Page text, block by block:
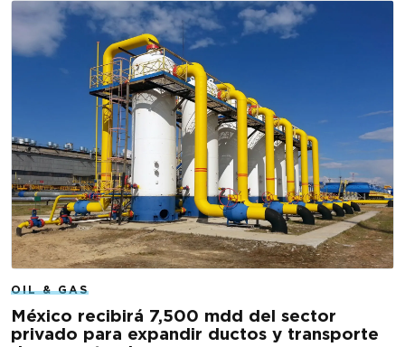
OIL & GAS
México recibirá 7,500 mdd del sector
privado para expandir ductos y transporte